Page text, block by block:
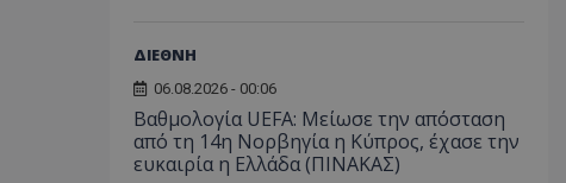
ΔΙΕΘΝΗ
06.08.2026 - 00:06
Βαθμολογία UEFA: Μείωσε την απόσταση
από τη 14η Νορβηγία η Κύπρος, έχασε την
ευκαιρία η Ελλάδα (ΠΙΝΑΚΑΣ)